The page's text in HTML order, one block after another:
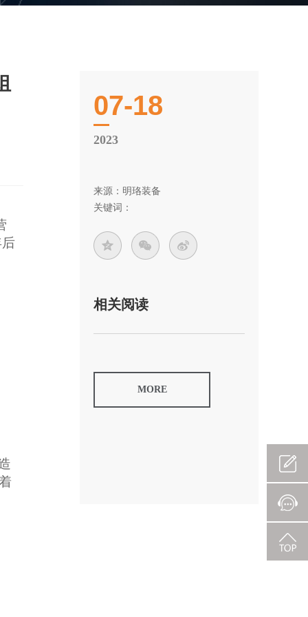
07-18
2023
来源：明珞装备
关键词：
相关阅读
MORE